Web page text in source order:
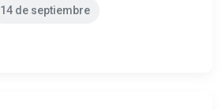
14 de septiembre